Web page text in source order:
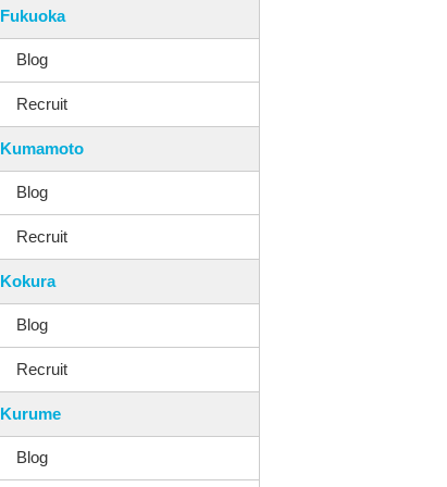
Fukuoka
Blog
Recruit
Kumamoto
Blog
Recruit
Kokura
Blog
Recruit
Kurume
Blog